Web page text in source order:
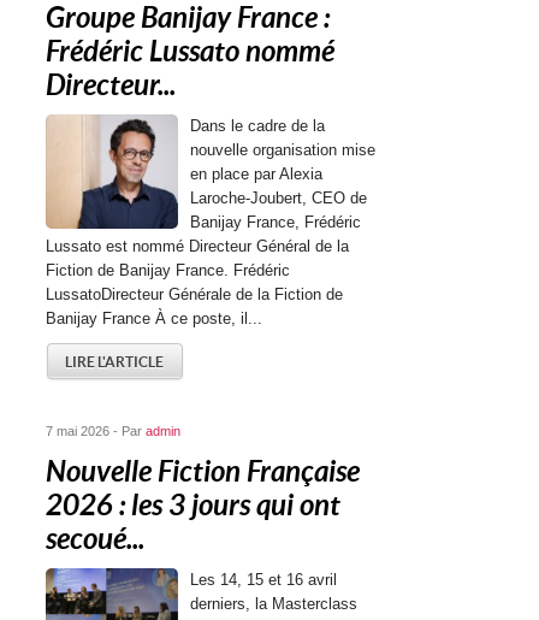
Groupe Banijay France :
Frédéric Lussato nommé
Directeur...
Dans le cadre de la
nouvelle organisation mise
en place par Alexia
Laroche-Joubert, CEO de
Banijay France, Frédéric
Lussato est nommé Directeur Général de la
Fiction de Banijay France. Frédéric
LussatoDirecteur Générale de la Fiction de
Banijay France À ce poste, il...
LIRE L'ARTICLE
7 mai 2026 - Paradmin
Nouvelle Fiction Française
2026 : les 3 jours qui ont
secoué...
Les 14, 15 et 16 avril
derniers, la Masterclass